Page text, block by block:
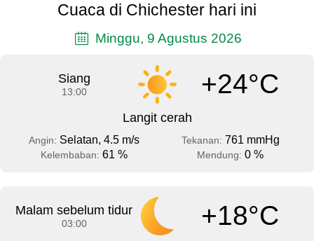
Cuaca di Chichester hari ini
Minggu, 9 Agustus 2026
Siang
13:00 +24°C
Langit cerah
Angin: Selatan, 4.5 m/s Tekanan: 761 mmHg
Kelembaban: 61 % Mendung: 0 %
Malam sebelum tidur
03:00 +18°C